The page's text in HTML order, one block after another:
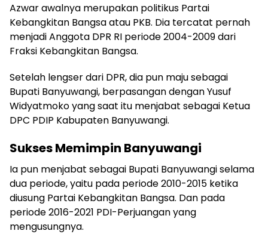
Azwar awalnya merupakan politikus Partai
Kebangkitan Bangsa atau PKB. Dia tercatat pernah
menjadi Anggota DPR RI periode 2004-2009 dari
Fraksi Kebangkitan Bangsa.
Setelah lengser dari DPR, dia pun maju sebagai
Bupati Banyuwangi, berpasangan dengan Yusuf
Widyatmoko yang saat itu menjabat sebagai Ketua
DPC PDIP Kabupaten Banyuwangi.
Sukses Memimpin Banyuwangi
Ia pun menjabat sebagai Bupati Banyuwangi selama
dua periode, yaitu pada periode 2010-2015 ketika
diusung Partai Kebangkitan Bangsa. Dan pada
periode 2016-2021 PDI-Perjuangan yang
mengusungnya.